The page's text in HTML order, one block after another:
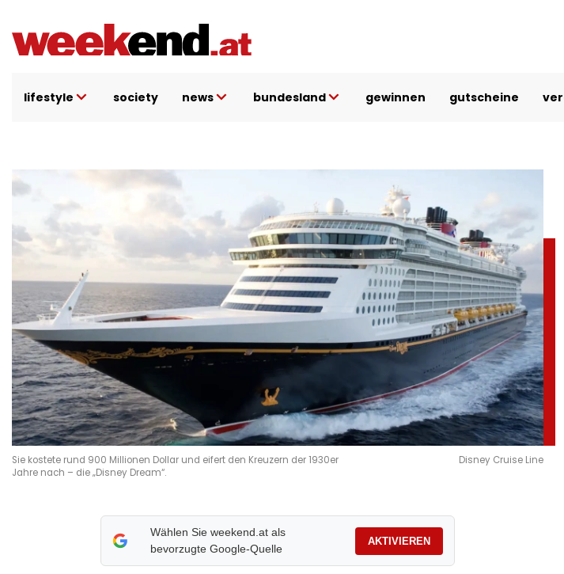
Inhalt
lifestyle society news bundesland gewinnen gutscheine
Sie kostete rund 900 Millionen Dollar und eifert den Kreuzern der 1930er
Jahre nach – die „Disney Dream“.
Disney Cruise Line
Wählen Sie weekend.at als
bevorzugte Google-Quelle
AKTIVIEREN